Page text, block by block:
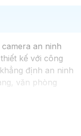
an ninh
kế với công
định an ninh
văn phòng
sản phẩm
IP,
wifi, camera